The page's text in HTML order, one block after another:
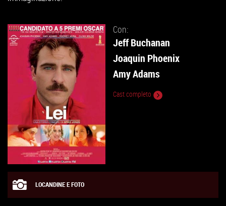
Con:
Jeff Buchanan
Joaquin Phoenix
Amy Adams
Cast completo
LOCANDINE E FOTO